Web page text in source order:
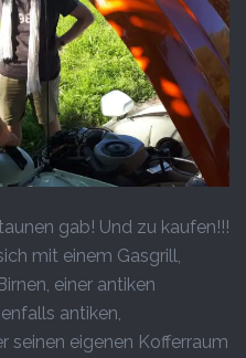
gab! Und zu kaufen!!!
mit einem Gasgrill,
einer antiken
antiken,
seinen eigenen Kofferraum